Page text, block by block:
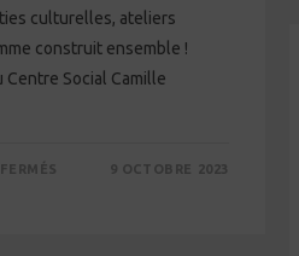
culturelles, ateliers
construit ensemble !
Centre Social Camille
9 OCTOBRE 2023